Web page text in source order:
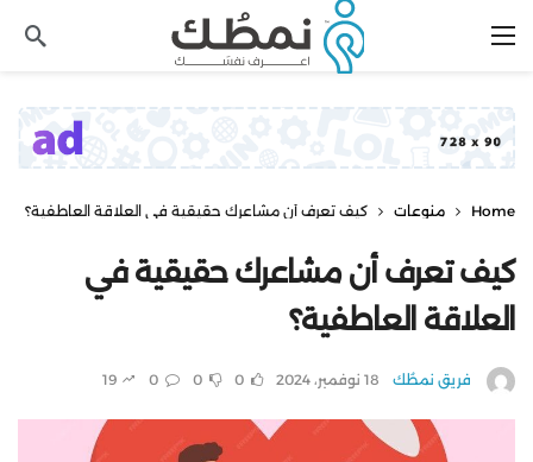
Home منوعات كيف تعرف أن مشاعرك حقيقية في العلاقة العاطفية؟
كيف تعرف أن مشاعرك حقيقية في
العلاقة العاطفية؟
فريق نمطُك 18 نوفمبر، 2024 0
0
0
19